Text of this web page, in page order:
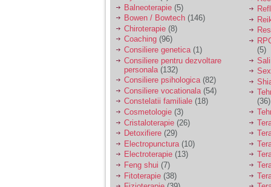
De ceva timp simt ca
mi s-a adunat
oboseala, o oboseala
cronica de care nu pot
scapa si simt ca din
cauza ei nu pot
controla nervii si
cateodata are copilul
de suferit.
Am o bariera peste
care nu pot trece:
prietena mea a ramas
insarcinata cu o fata.
Am fost de comun
acord sa facem un
copil, cu gandul ca e
baiat.
Balneoterapie (5)
Bowen / Bowtech (146)
Chiroterapie (8)
Coaching (96)
Consiliere genetica(1)
Consiliere pentru dezvoltare
personala (132)
Consiliere psihologica(82)
Consiliere vocationala (54)
Constelatii familiale (18)
Cosmetologie (3)
Cristaloterapie (26)
Detoxifiere (29)
Electropunctura (10)
Electroterapie (13)
Feng shui (7)
Fitoterapie (38)
(5)
(36)